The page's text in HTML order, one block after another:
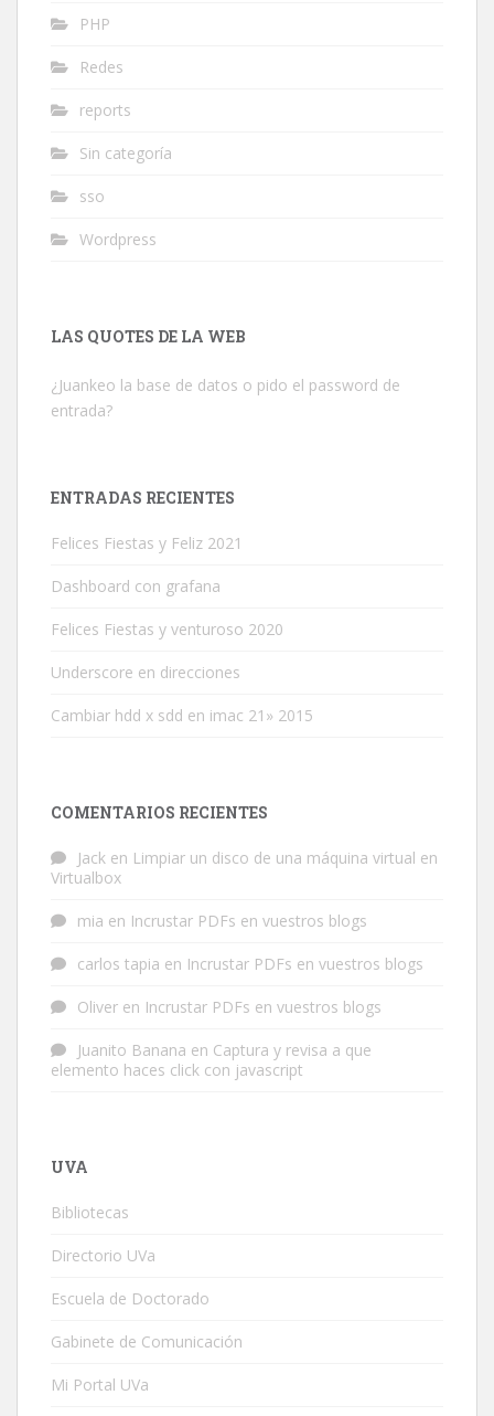
PHP
Redes
reports
Sin categoría
sso
Wordpress
LAS QUOTES DE LA WEB
¿Juankeo la base de datos o pido el password de
entrada?
ENTRADAS RECIENTES
Felices Fiestas y Feliz 2021
Dashboard con grafana
Felices Fiestas y venturoso 2020
Underscore en direcciones
Cambiar hdd x sdd en imac 21» 2015
COMENTARIOS RECIENTES
Jack en Limpiar un disco de una máquina virtual en
Virtualbox
mia en Incrustar PDFs en vuestros blogs
carlos tapia en Incrustar PDFs en vuestros blogs
Oliver en Incrustar PDFs en vuestros blogs
Juanito Banana en Captura y revisa a que
elemento haces click con javascript
UVA
Bibliotecas
Directorio UVa
Escuela de Doctorado
Gabinete de Comunicación
Mi Portal UVa